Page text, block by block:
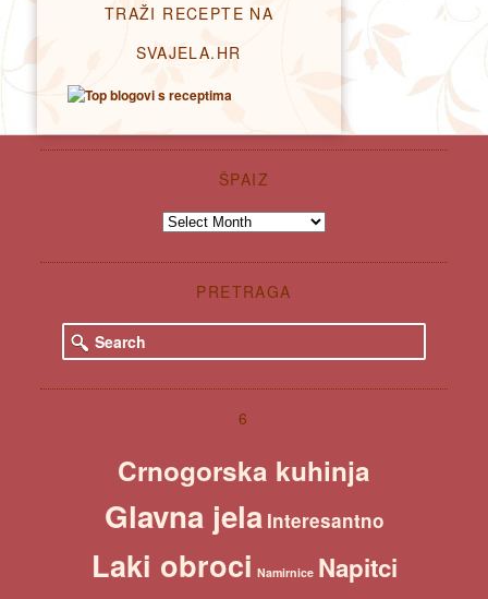
TRAŽI RECEPTE NA
SVAJELA.HR
ŠPAIZ
Špaiz
PRETRAGA
e
r
6
Crnogorska kuhinja
Glavna jela Interesantno
Laki obroci Namirnice Napitci